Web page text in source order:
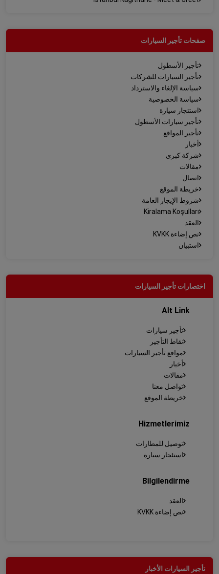
صفحات تأجير السيارات
تأجير الأسطول
تأجير السيارات للشركات
سياسة الإلغاء والاسترداد
سياسة الخصوصية
استئجار سيارة
تأجير سيارات الأسطول
تأجير المواقع
أخبار
شركة كبرى
مقالات
اتصال
خريطة الموقع
شروط الإيجار العامة
Kiralama Koşulları
العقد
نص إضاءة KVKK
استبيان
اختصارات تأجير السيارات
Alt Link
تأجير سيارات
نقاط التأجير
مواقع تأجير السيارات
أخبار
مقالات
تواصل معنا
خريطة الموقع
Hizmetlerimiz
توصيل للمطارات
استئجار سيارة
Bilgilendirme
العقد
نص إضاءة KVKK
تأجير السيارات الأخبار